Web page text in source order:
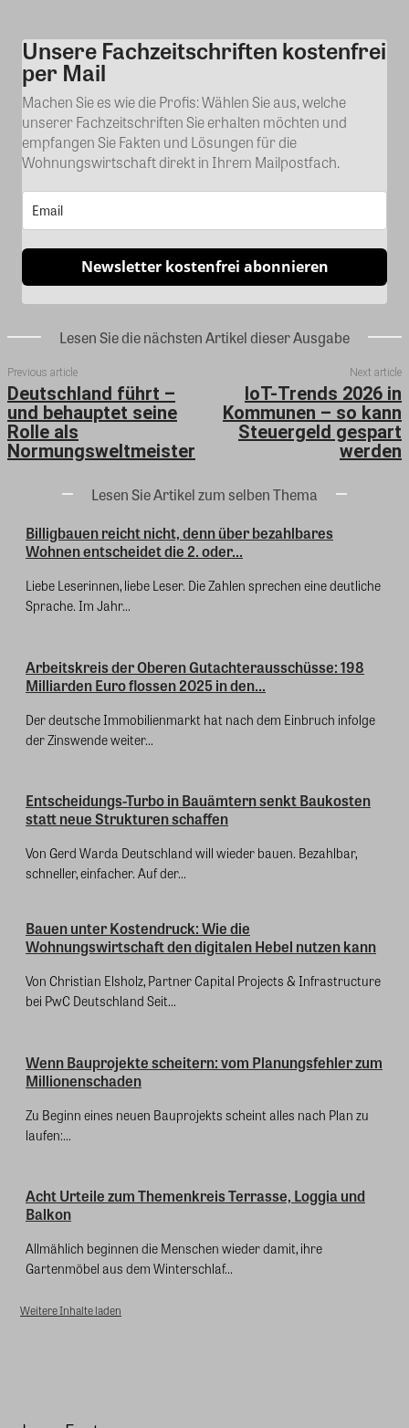
Kommentar
Unsere Fachzeitschriften kostenfrei
per Mail
Machen Sie es wie die Profis: Wählen Sie aus, welche
unserer Fachzeitschriften Sie erhalten möchten und
empfangen Sie Fakten und Lösungen für die
Wohnungswirtschaft direkt in Ihrem Mailpostfach.
Newsletter kostenfrei abonnieren
Lesen Sie die nächsten Artikel dieser Ausgabe
Previous article
Deutschland führt –
und behauptet seine
Rolle als
Normungsweltmeister
Next article
IoT-Trends 2026 in
Kommunen – so kann
Steuergeld gespart
werden
Lesen Sie Artikel zum selben Thema
Billigbauen reicht nicht, denn über bezahlbares
Wohnen entscheidet die 2. oder...
Liebe Leserinnen, liebe Leser. Die Zahlen sprechen eine deutliche
Sprache. Im Jahr...
Arbeitskreis der Oberen Gutachterausschüsse: 198
Milliarden Euro flossen 2025 in den...
Der deutsche Immobilienmarkt hat nach dem Einbruch infolge
der Zinswende weiter...
Entscheidungs-Turbo in Bauämtern senkt Baukosten
statt neue Strukturen schaffen
Von Gerd Warda Deutschland will wieder bauen. Bezahlbar,
schneller, einfacher. Auf der...
Bauen unter Kostendruck: Wie die
Wohnungswirtschaft den digitalen Hebel nutzen kann
Von Christian Elsholz, Partner Capital Projects & Infrastructure
bei PwC Deutschland Seit...
Wenn Bauprojekte scheitern: vom Planungsfehler zum
Millionenschaden
Zu Beginn eines neuen Bauprojekts scheint alles nach Plan zu
laufen:...
Acht Urteile zum Themenkreis Terrasse, Loggia und
Balkon
Allmählich beginnen die Menschen wieder damit, ihre
Gartenmöbel aus dem Winterschlaf...
Weitere Inhalte laden